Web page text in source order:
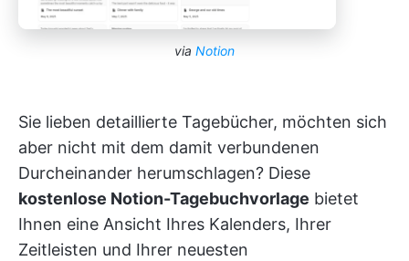
via Notion
Sie lieben detaillierte Tagebücher, möchten sich
aber nicht mit dem damit verbundenen
Durcheinander herumschlagen? Diese
kostenlose Notion-Tagebuchvorlage bietet
Ihnen eine Ansicht Ihres Kalenders, Ihrer
Zeitleisten und Ihrer neuesten